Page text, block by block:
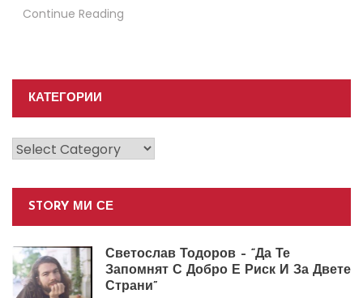
Continue Reading
КАТЕГОРИИ
Категории
STORY МИ СЕ
Светослав Тодоров – “Да Те
Запомнят С Добро Е Риск И За Двете
Страни”